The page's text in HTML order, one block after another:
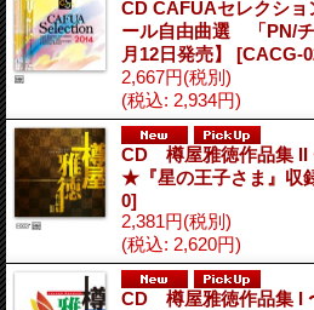
CD CAFUAセレクシ
ール自由曲選 「PN/
月12日発売】 [CACG-
2,667円(税別)
(税込: 2,934円)
CD 樽屋雅徳作品集 II
★『星の王子さま』収
0]
2,381円(税別)
(税込: 2,620円)
CD 樽屋雅徳作品集 I